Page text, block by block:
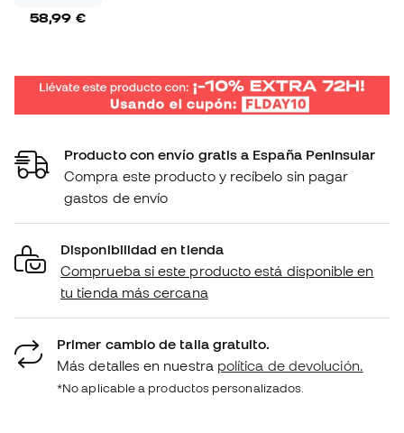
58,99 €
Producto con envío gratis a España Peninsular
Compra este producto y recíbelo sin pagar
gastos de envío
Disponibilidad en tienda
Comprueba si este producto está disponible en
tu tienda más cercana
Primer cambio de talla gratuito.
Más detalles en nuestra política de devolución.
*No aplicable a productos personalizados.